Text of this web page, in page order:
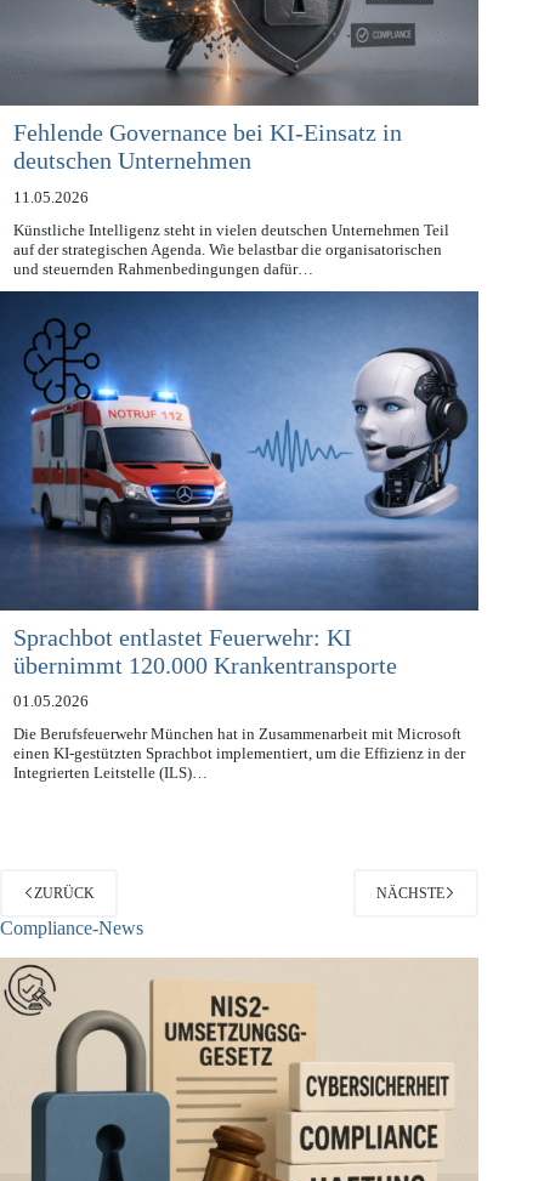
Fehlende Governance bei KI-Einsatz in
deutschen Unternehmen
11.05.2026
Künstliche Intelligenz steht in vielen deutschen Unternehmen Teil
auf der strategischen Agenda. Wie belastbar die organisatorischen
und steuernden Rahmenbedingungen dafür…
Sprachbot entlastet Feuerwehr: KI
übernimmt 120.000 Krankentransporte
01.05.2026
Die Berufsfeuerwehr München hat in Zusammenarbeit mit Microsoft
einen KI-gestützten Sprachbot implementiert, um die Effizienz in der
ZURÜCK
Compliance-News